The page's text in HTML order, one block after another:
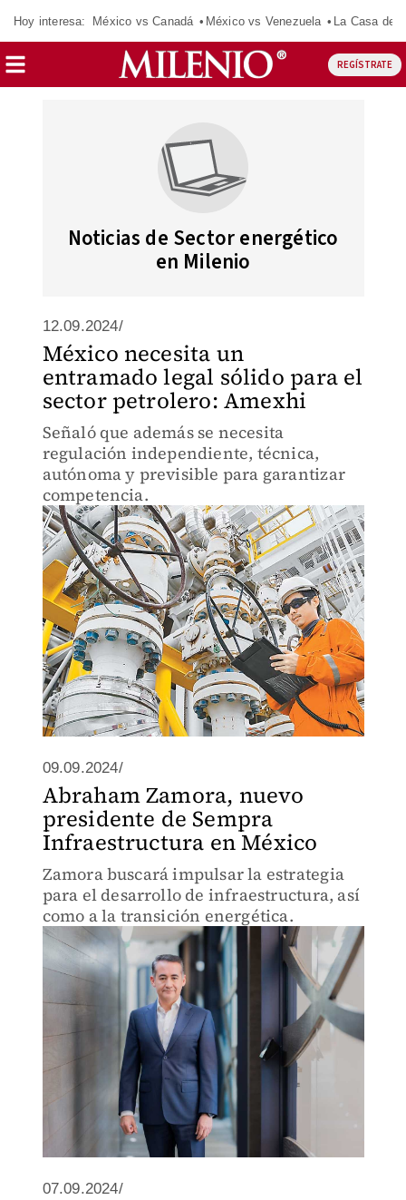
Hoy interesa: México vs Canadá México vs Venezuela La Casa de
REGÍSTRATE
Noticias de Sector energético
en Milenio
12.09.2024/
México necesita un
entramado legal sólido para el
sector petrolero: Amexhi
Señaló que además se necesita
regulación independiente, técnica,
autónoma y previsible para garantizar
competencia.
09.09.2024/
Abraham Zamora, nuevo
presidente de Sempra
Infraestructura en México
Zamora buscará impulsar la estrategia
para el desarrollo de infraestructura, así
como a la transición energética.
07.09.2024/